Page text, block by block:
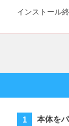
インストール
本体を